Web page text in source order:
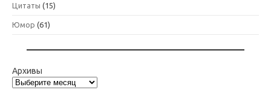
Цитаты (15)
Юмор (61)
Архивы